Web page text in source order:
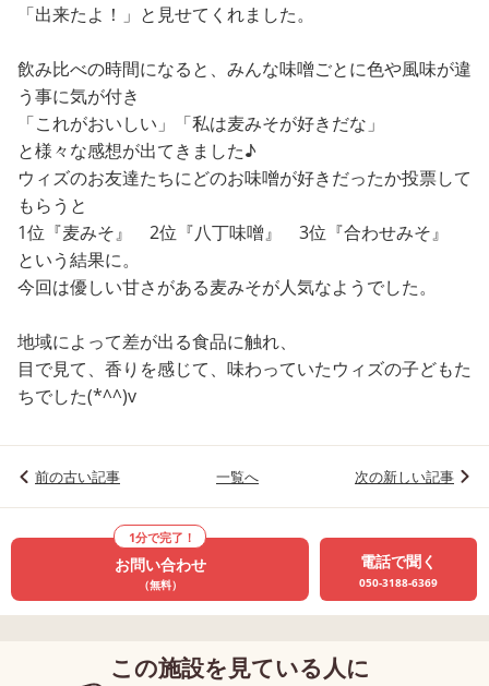
「出来たよ！」と見せてくれました。
飲み比べの時間になると、みんな味噌ごとに色や風味が違
う事に気が付き
「これがおいしい」「私は麦みそが好きだな」
と様々な感想が出てきました♪
ウィズのお友達たちにどのお味噌が好きだったか投票して
もらうと
1位『麦みそ』 2位『八丁味噌』 3位『合わせみそ』
という結果に。
今回は優しい甘さがある麦みそが人気なようでした。
地域によって差が出る食品に触れ、
目で見て、香りを感じて、味わっていたウィズの子どもた
ちでした(*^^)v
前の古い記事 一覧へ 次の新しい記事
1分で完了！
お問い合わせ
（無料）
電話で聞く
050-3188-6369
この施設を見ている人に